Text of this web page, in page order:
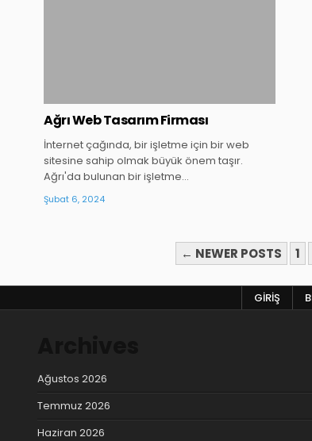
Ağrı Web Tasarım Firması
İnternet çağında, bir işletme için bir web
sitesine sahip olmak büyük önem taşır.
Ağrı'da bulunan bir işletme…
Şubat 6, 2024
SAYFALAMASI
← NEWER POSTS 1
GIRIŞ
Ağustos 2026
Temmuz 2026
Haziran 2026